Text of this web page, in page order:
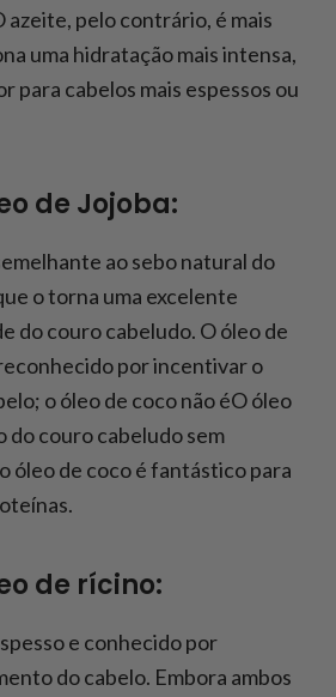
azeite, pelo contrário, é mais
uma hidratação mais intensa,
para cabelos mais espessos ou
de Jojoba:
ao sebo natural do
o torna uma excelente
do couro cabeludo. O óleo de
por incentivar o
o óleo de coco não éO óleo
do couro cabeludo sem
óleo de coco é fantástico para
de rícino:
e conhecido por
do cabelo. Embora ambos